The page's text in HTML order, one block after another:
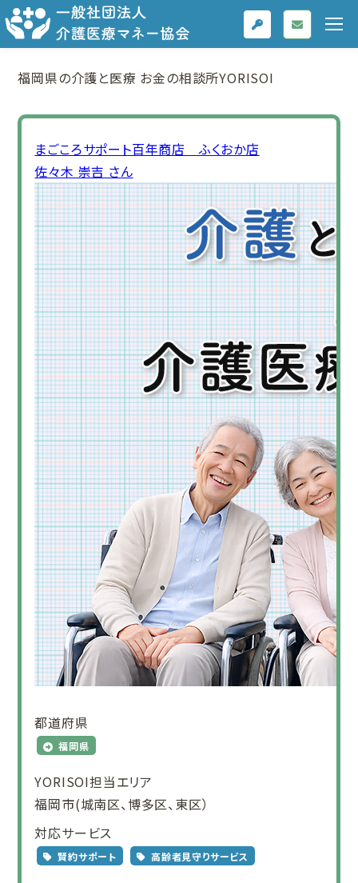
福岡県の介護と医療 お金の相談所YORISOI
まごころサポート百年商店 ふくおか店
佐々木 崇吉 さん
都道府県
福岡県
YORISOI担当エリア
福岡市(城南区、博多区、東区）
対応サービス
賢約サポート 高齢者見守りサービス